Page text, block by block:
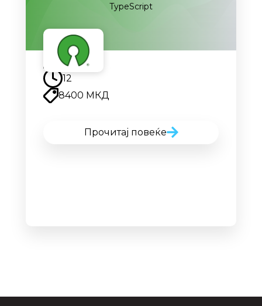
TypeScript
Наскоро
12
8400 МКД
Прочитај повеќе